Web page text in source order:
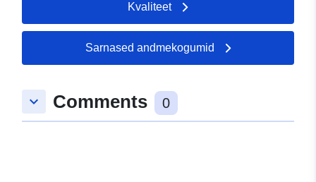
Kvaliteet
Sarnased andmekogumid
keyboard_arrow_down Comments 0